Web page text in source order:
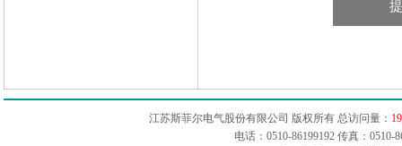
江苏斯菲尔电气股份有限公司 版权所有 总访问量：
电话：0510-86199192 传真：